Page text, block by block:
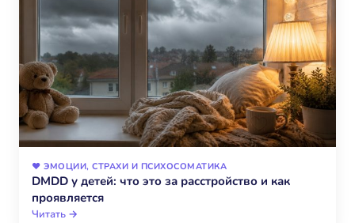
❤️ ЭМОЦИИ, СТРАХИ И ПСИХОСОМАТИКА
DMDD у детей: что это за расстройство и как
проявляется
Читать →